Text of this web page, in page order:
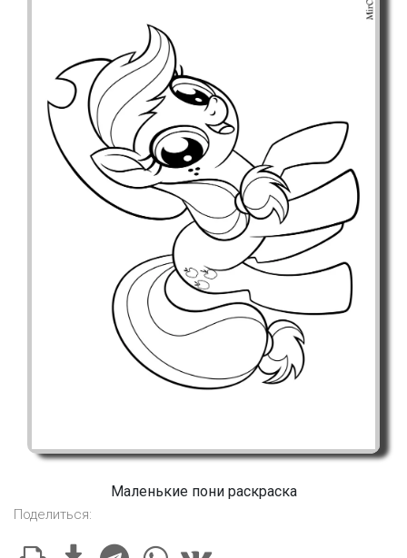
Маленькие пони раскраска
Поделиться: